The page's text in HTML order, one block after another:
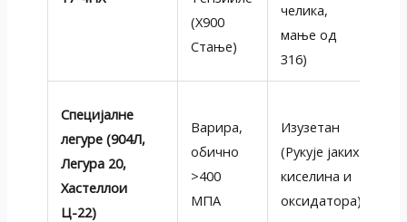
(Х900
Стање)
челика,
мање од
316)
Специјалне
легуре (904Л,
Легура 20,
Хастеллои
Ц-22)
Варира,
обично
>400
МПА
Изузетан
(Рукује јаких
киселина и
оксидатора)